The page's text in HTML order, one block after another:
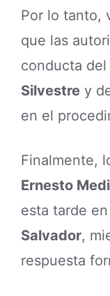
Por lo tanto,
que las
conducta del
Silvestre y
en el
Finalmente,
Ernesto
esta tarde
Salvador,
respuesta